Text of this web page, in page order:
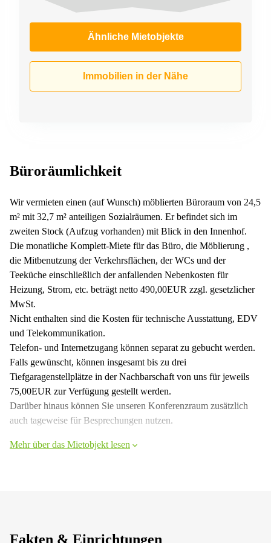
Ähnliche Mietobjekte
Immobilien in der Nähe
Büroräumlichkeit
Wir vermieten einen (auf Wunsch) möblierten Büroraum von 24,5
m² mit 32,7 m² anteiligen Sozialräumen. Er befindet sich im
zweiten Stock (Aufzug vorhanden) mit Blick in den Innenhof.
Die monatliche Komplett-Miete für das Büro, die Möblierung ,
die Mitbenutzung der Verkehrsflächen, der WCs und der
Teeküche einschließlich der anfallenden Nebenkosten für
Heizung, Strom, etc. beträgt netto 490,00EUR zzgl. gesetzlicher
MwSt.
Nicht enthalten sind die Kosten für technische Ausstattung, EDV
und Telekommunikation.
Telefon- und Internetzugang können separat zu gebucht werden.
Falls gewünscht, können insgesamt bis zu drei
Tiefgaragenstellplätze in der Nachbarschaft von uns für jeweils
75,00EUR zur Verfügung gestellt werden.
Darüber hinaus können Sie unseren Konferenzraum zusätzlich
auch tageweise für Besprechungen nutzen.
Mehr über das Mietobjekt lesen
Fakten & Einrichtungen